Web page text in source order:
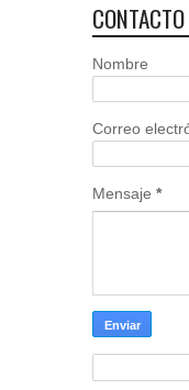
CONTACTO
Nombre
Correo
Mensaje *